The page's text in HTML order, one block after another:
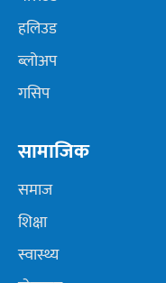
हलिउड
ब्लोअप
गसिप
सामाजिक
समाज
शिक्षा
स्वास्थ्य